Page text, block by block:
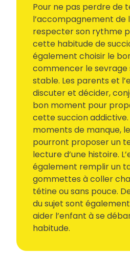
Pour ne pas perdre de
l’accompagnement de
respecter son rythme
cette habitude de
également choisir le
commencer le sevrage
stable. Les parents et
discuter et décider,
bon moment pour
cette succion addictive.
moments de manque,
pourront proposer un
lecture d’une histoire.
également remplir un
gommettes à coller
tétine ou sans pouce.
du sujet sont
aider l’enfant à se
habitude.